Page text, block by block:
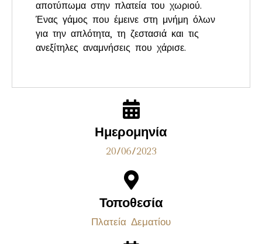
αποτύπωμα στην πλατεία του χωριού.
Ένας γάμος που έμεινε στη μνήμη όλων
για την απλότητα, τη ζεστασιά και τις
ανεξίτηλες αναμνήσεις που χάρισε.
Ημερομηνία
20/06/2023
Τοποθεσία
Πλατεία Δεματίου